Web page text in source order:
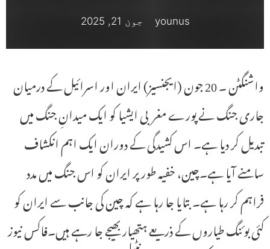
younus جون 21, 2025
واشنگٹن ۔ 20 جون (ایجنسیز) ایران اور اسرائیل کے درمیان
جاری جنگ نے پورے مغربی ایشیا کو ایک میدانِ جنگ میں
تبدیل کر دیا ہے۔ اس کشیدگی کے دوران ایک اہم انکشاف
سامنے آیا ہے۔چین، خفیہ طور پر ایران کو اس جنگ میں مدد
فراہم کر رہا ہے۔ بتایا جا رہا ہے کہ چین کی جانب سے ایران کو
کئی بوئنگ طیاروں کے ذریعے ہتھیار بھیجے جا رہے ہیں۔فاکس نیوز